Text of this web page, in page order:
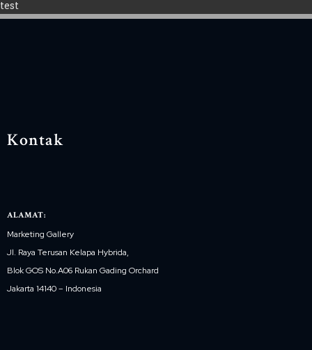
test
Kontak
ALAMAT:
Marketing Gallery
Jl. Raya Terusan Kelapa Hybrida,
Blok GOS No.A06 Rukan Gading Orchard
Jakarta 14140 – Indonesia